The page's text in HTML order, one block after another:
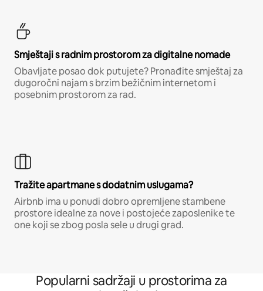
Smještaji s radnim prostorom za digitalne nomade
Obavljate posao dok putujete? Pronađite smještaj za
dugoročni najam s brzim bežičnim internetom i
posebnim prostorom za rad.
Tražite apartmane s dodatnim uslugama?
Airbnb ima u ponudi dobro opremljene stambene
prostore idealne za nove i postojeće zaposlenike te
one koji se zbog posla sele u drugi grad.
Popularni sadržaji u prostorima za